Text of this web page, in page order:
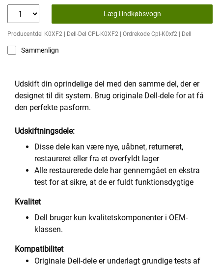
Læg i indkøbsvogn
Producentdel K0XF2 | Dell-Del CPL-K0XF2 | Ordrekode Cpl-K0xf2 | Dell
Sammenlign
Udskift din oprindelige del med den samme del, der er
designet til dit system. Brug originale Dell-dele for at få
den perfekte pasform.
Udskiftningsdele:
Disse dele kan være nye, uåbnet, returneret,
restaureret eller fra et overfyldt lager
Alle restaurerede dele har gennemgået en ekstra
test for at sikre, at de er fuldt funktionsdygtige
Kvalitet
Dell bruger kun kvalitetskomponenter i OEM-
klassen.
Kompatibilitet
Originale Dell-dele er underlagt grundige tests af